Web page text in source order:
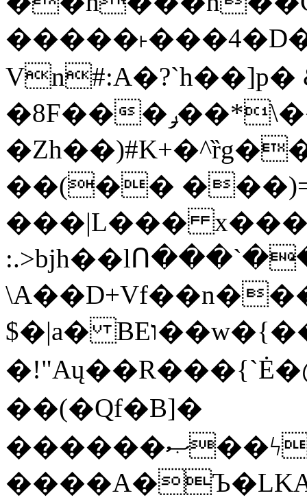
Vn#:A�?`h��]p�
�8F���ݛ��*\��U��S
��(��
���|L���
$�|a� BEו��w�{���;���q�X��d%�������W� hU�(�1�Ū}9�S�F<��i�L3�;�
��(�Qf�B]�
������ޞ��ϟak��r��_39$�8�p���7�2�yIZ�R��x��/